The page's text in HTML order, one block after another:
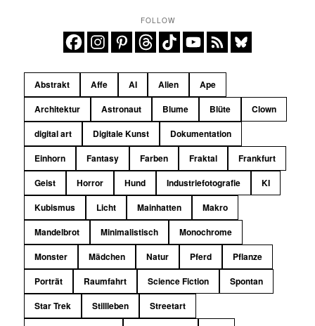
FOLLOW
Abstrakt Affe AI Alien
Ape
Architektur
Astronaut Blume Blüte
Clown
digital art
Digitale Kunst
Dokumentation
Einhorn
Fantasy Farben Fraktal
Frankfurt
Geist
Horror Hund Industriefotografie
KI
Kubismus
Licht Mainhatten
Makro
Mandelbrot
Minimalistisch
Monochrome
Monster
Mädchen Natur Pferd
Pflanze
Porträt
Raumfahrt Science Fiction
Spontan
Star Trek
Stillleben
Streetart